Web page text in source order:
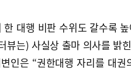
한 대행 비판 수위도 갈수록
뷰는) 사실상 출마 의사를 밝
인은 “권한대행 자리를 대